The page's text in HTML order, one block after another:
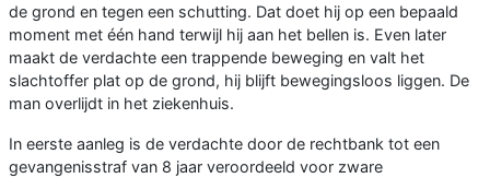
de grond en tegen een schutting. Dat doet hij op een bepaald
moment met één hand terwijl hij aan het bellen is. Even later
maakt de verdachte een trappende beweging en valt het
slachtoffer plat op de grond, hij blijft bewegingsloos liggen. De
man overlijdt in het ziekenhuis.
In eerste aanleg is de verdachte door de rechtbank tot een
gevangenisstraf van 8 jaar veroordeeld voor zware